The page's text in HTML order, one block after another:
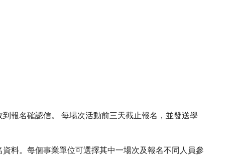
報名確認信。 每場次活動前三天截止報名，並發送學
料。每個事業單位可選擇其中一場次及報名不同人員參